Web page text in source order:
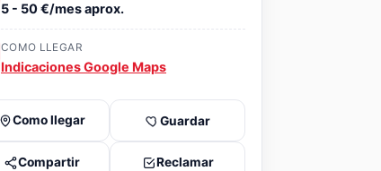
5 - 50 €/mes aprox.
COMO LLEGAR
Indicaciones Google Maps
Como llegar Guardar
Compartir Reclamar